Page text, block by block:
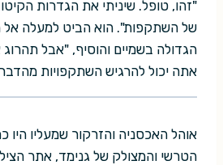
"זהו, טופל. שיניתי את הגדרות
של השתקפות". הוא הביט למעלה אל
הגדולה בשמיים והוסיף, "אבל תהרוג
אתה יכול להרגיש השתקפויות
אוהל האכסניה והזרקור שמעליו היו
הטרשי והמצולק של גנימד, אתר